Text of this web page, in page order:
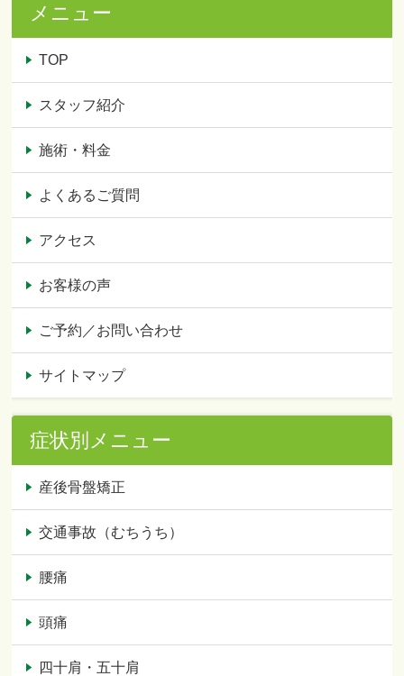
メニュー
TOP
スタッフ紹介
施術・料金
よくあるご質問
アクセス
お客様の声
ご予約／お問い合わせ
サイトマップ
症状別メニュー
産後骨盤矯正
交通事故（むちうち）
腰痛
頭痛
四十肩・五十肩